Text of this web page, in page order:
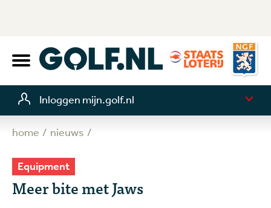
Inloggen mijn.golf.nl
home nieuws
Equipment
Meer bite met Jaws